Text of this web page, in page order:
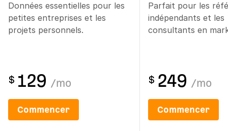
Données essentielles pour les
petites entreprises et les
projets personnels.
Parfait pour les
indépendants et les
consultants en
$ 129 /mo $ 249 /mo
Commencer Commencer